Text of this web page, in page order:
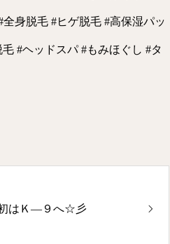
身脱毛 #ヒゲ脱毛 #高保湿パッ
#ヘッドスパ #もみほぐし #タ
はＫ―９へ☆彡